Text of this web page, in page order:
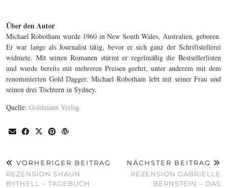
Über den Autor
Michael Robotham wurde 1960 in New South Wales, Australien, geboren.
Er war lange als Journalist tätig, bevor er sich ganz der Schriftstellerei
widmete. Mit seinen Romanen stürmt er regelmäßig die Bestsellerlisten
und wurde bereits mit mehreren Preisen geehrt, unter anderem mit dem
renommierten Gold Dagger. Michael Robotham lebt mit seiner Frau und
seinen drei Töchtern in Sydney.
Quelle: Goldmann Verlag
VORHERIGER BEITRAG
REZENSION SHAUN
BYTHELL – TAGEBUCH
NÄCHSTER BEITRAG
REZENSION GABRIELLE
BERNSTEIN – DAS